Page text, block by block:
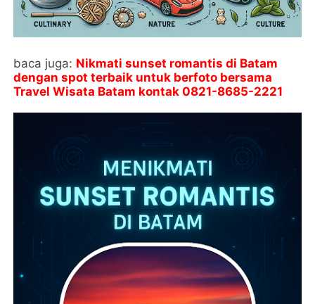
baca juga: Nikmati sunset romantis di Batam
dengan spot terbaik untuk berfoto bersama
Travel Wisata Batam kontak0821-8685-2221